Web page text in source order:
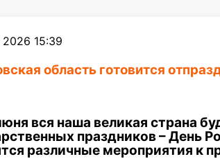
15:39
область готовится
вся наша великая страна
праздников – День
различные мероприятия к